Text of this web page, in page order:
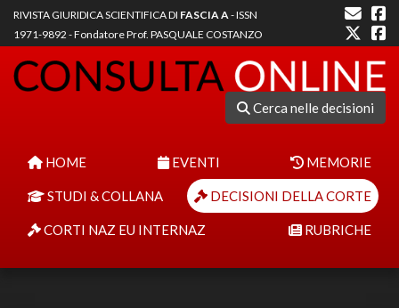
RIVISTA GIURIDICA SCIENTIFICA DI FASCIA A- ISSN
1971-9892 - Fondatore Prof. PASQUALE COSTANZO
Cerca nelle decisioni
HOME EVENTI MEMORIE
STUDI & COLLANA DECISIONI DELLA CORTE
CORTI NAZ EU INTERNAZ RUBRICHE